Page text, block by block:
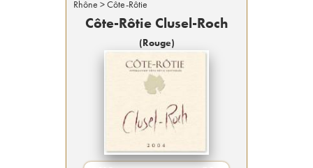
Rhône > Côte-Rôtie
Côte-Rôtie Clusel-Roch
(Rouge)